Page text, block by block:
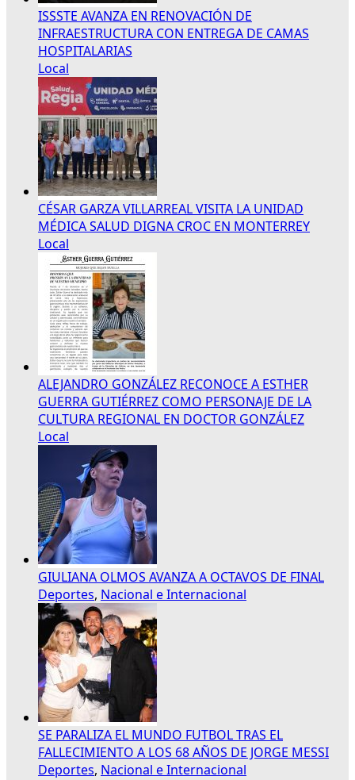
ISSSTE AVANZA EN RENOVACIÓN DE
INFRAESTRUCTURA CON ENTREGA DE CAMAS
HOSPITALARIAS
Local
CÉSAR GARZA VILLARREAL VISITA LA UNIDAD
MÉDICA SALUD DIGNA CROC EN MONTERREY
Local
ALEJANDRO GONZÁLEZ RECONOCE A ESTHER
GUERRA GUTIÉRREZ COMO PERSONAJE DE LA
CULTURA REGIONAL EN DOCTOR GONZÁLEZ
Local
GIULIANA OLMOS AVANZA A OCTAVOS DE FINAL
Deportes, Nacional e Internacional
SE PARALIZA EL MUNDO FUTBOL TRAS EL
FALLECIMIENTO A LOS 68 AÑOS DE JORGE MESSI
Deportes, Nacional e Internacional